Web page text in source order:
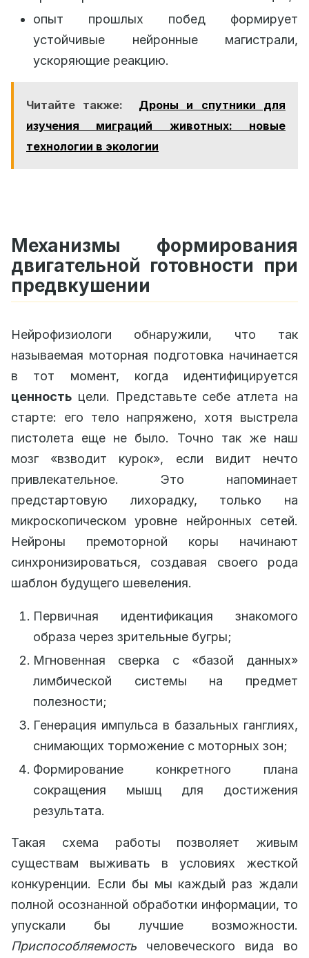
опыт прошлых побед формирует
устойчивые нейронные магистрали,
ускоряющие реакцию.
Читайте также:
Дроны и спутники для
изучения миграций животных: новые
технологии в экологии
Механизмы формирования
двигательной готовности при
предвкушении
Нейрофизиологи обнаружили, что так
называемая моторная подготовка начинается
в тот момент, когда идентифицируется
ценность цели. Представьте себе атлета на
старте: его тело напряжено, хотя выстрела
пистолета еще не было. Точно так же наш
мозг «взводит курок», если видит нечто
привлекательное. Это напоминает
предстартовую лихорадку, только на
микроскопическом уровне нейронных сетей.
Нейроны премоторной коры начинают
синхронизироваться, создавая своего рода
шаблон будущего шевеления.
Первичная идентификация знакомого
образа через зрительные бугры;
Мгновенная сверка с «базой данных»
лимбической системы на предмет
полезности;
Генерация импульса в базальных ганглиях,
снимающих торможение с моторных зон;
Формирование конкретного плана
сокращения мышц для достижения
результата.
Такая схема работы позволяет живым
существам выживать в условиях жесткой
конкуренции. Если бы мы каждый раз ждали
полной осознанной обработки информации, то
упускали бы лучшие возможности.
Приспособляемость человеческого вида во